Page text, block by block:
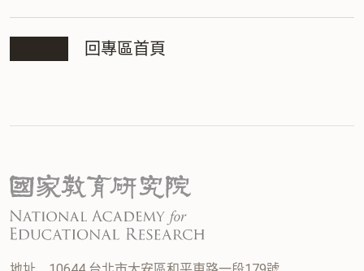
回專區首頁